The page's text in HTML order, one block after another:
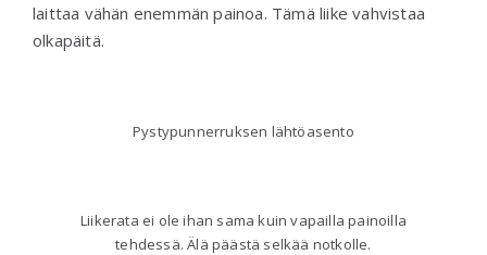
laittaa vähän enemmän painoa. Tämä liike vahvistaa
olkapäitä.
Pystypunnerruksen lähtöasento
Liikerata ei ole ihan sama kuin vapailla painoilla
tehdessä. Älä päästä selkää notkolle.